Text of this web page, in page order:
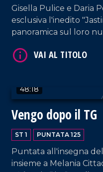
Gisella Pulice e Daria
esclusiva l'inedito
panoramica sul loro
48:18
Vengo dopo il TG
ST 1 PUNTATA 125
Puntata all'insegna
insieme a Melania